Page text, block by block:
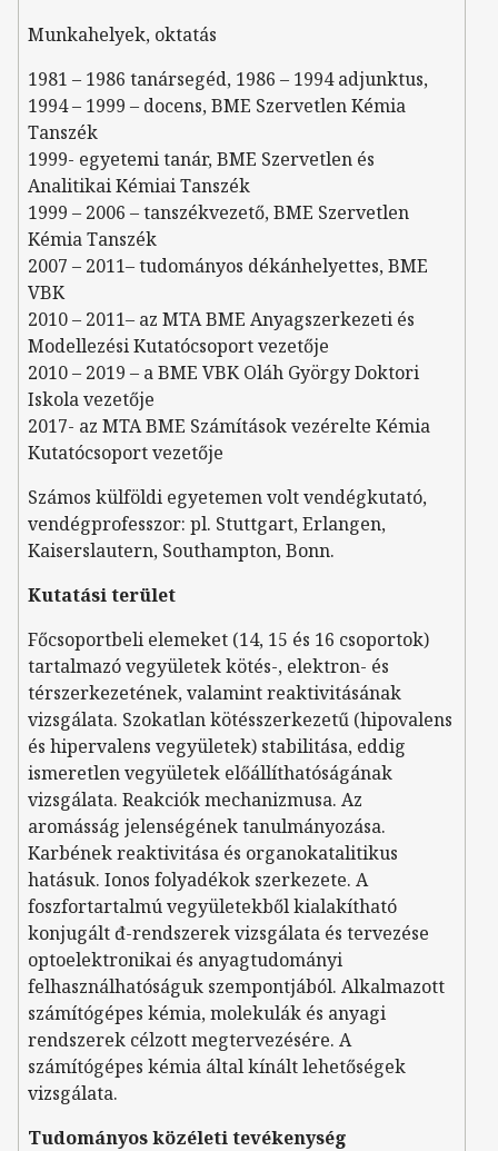
Munkahelyek, oktatás
1981 – 1986 tanársegéd, 1986 – 1994 adjunktus,
1994 – 1999 – docens, BME Szervetlen Kémia
Tanszék
1999- egyetemi tanár, BME Szervetlen és
Analitikai Kémiai Tanszék
1999 – 2006 – tanszékvezető, BME Szervetlen
Kémia Tanszék
2007 – 2011– tudományos dékánhelyettes, BME
VBK
2010 – 2011– az MTA BME Anyagszerkezeti és
Modellezési Kutatócsoport vezetője
2010 – 2019 – a BME VBK Oláh György Doktori
Iskola vezetője
2017- az MTA BME Számítások vezérelte Kémia
Kutatócsoport vezetője
Számos külföldi egyetemen volt vendégkutató,
vendégprofesszor: pl. Stuttgart, Erlangen,
Kaiserslautern, Southampton, Bonn.
Kutatási terület
Főcsoportbeli elemeket (14, 15 és 16 csoportok)
tartalmazó vegyületek kötés-, elektron- és
térszerkezetének, valamint reaktivitásának
vizsgálata. Szokatlan kötésszerkezetű (hipovalens
és hipervalens vegyületek) stabilitása, eddig
ismeretlen vegyületek előállíthatóságának
vizsgálata. Reakciók mechanizmusa. Az
aromásság jelenségének tanulmányozása.
Karbének reaktivitása és organokatalitikus
hatásuk. Ionos folyadékok szerkezete. A
foszfortartalmú vegyületekből kialakítható
konjugált đ-rendszerek vizsgálata és tervezése
optoelektronikai és anyagtudományi
felhasználhatóságuk szempontjából. Alkalmazott
számítógépes kémia, molekulák és anyagi
rendszerek célzott megtervezésére. A
számítógépes kémia által kínált lehetőségek
vizsgálata.
Tudományos közéleti tevékenység